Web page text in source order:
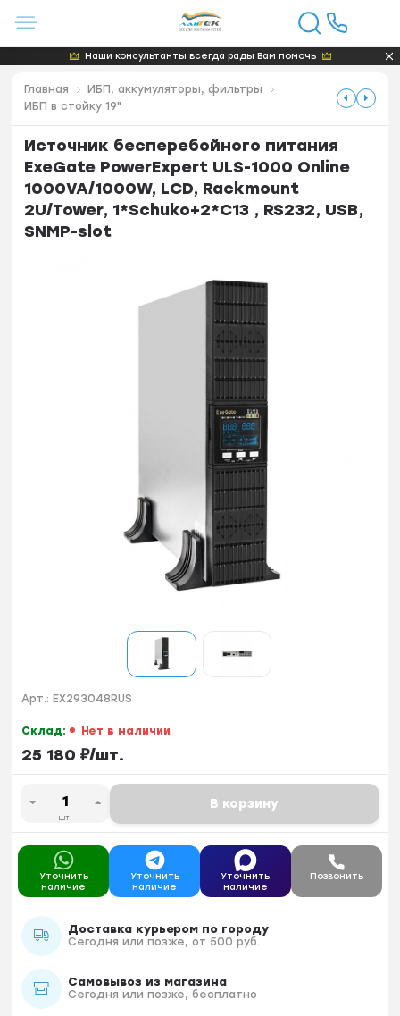
Наши консультанты всегда рады Вам помочь
Главная
ИБП, аккумуляторы, фильтры
ИБП в стойку 19"
Источник бесперебойного питания
ExeGate PowerExpert ULS-1000 Online
1000VA/1000W, LCD, Rackmount
2U/Tower, 1*Schuko+2*C13 , RS232, USB,
SNMP-slot
Арт.: EX293048RUS
Склад: Нет в наличии
25 180 ₽/шт.
шт.
В корзину
Уточнить
наличие
Уточнить
наличие
Уточнить
наличие
Позвонить
Доставка курьером по городу
Сегодня или позже, от 500 руб.
Самовывоз из магазина
Сегодня или позже, бесплатно